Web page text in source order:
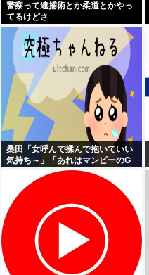
警察って逮捕術とか柔道とかやっ
てるけどさ
桑田「女呼んで揉んで抱いていい
気持ち～」「あれはマンピーのG
スポット」これ女のファンはどう
いう気持ちで聴いてるの?